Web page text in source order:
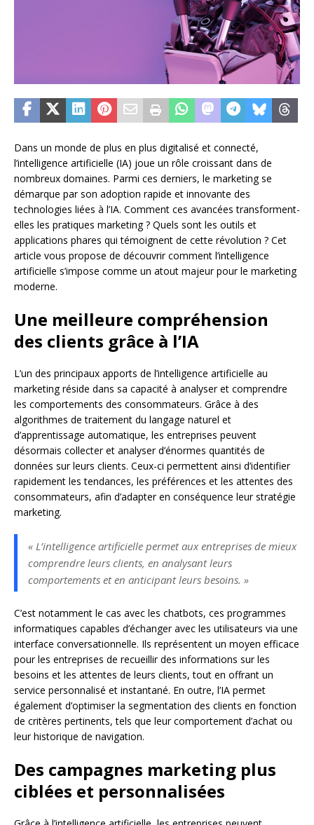
Dans un monde de plus en plus digitalisé et connecté,
l’intelligence artificielle (IA) joue un rôle croissant dans de
nombreux domaines. Parmi ces derniers, le marketing se
démarque par son adoption rapide et innovante des
technologies liées à l’IA. Comment ces avancées transforment-
elles les pratiques marketing ? Quels sont les outils et
applications phares qui témoignent de cette révolution ? Cet
article vous propose de découvrir comment l’intelligence
artificielle s’impose comme un atout majeur pour le marketing
moderne.
Une meilleure compréhension
des clients grâce à l’IA
L’un des principaux apports de l’intelligence artificielle au
marketing réside dans sa capacité à analyser et comprendre
les comportements des consommateurs. Grâce à des
algorithmes de traitement du langage naturel et
d’apprentissage automatique, les entreprises peuvent
désormais collecter et analyser d’énormes quantités de
données sur leurs clients. Ceux-ci permettent ainsi d’identifier
rapidement les tendances, les préférences et les attentes des
consommateurs, afin d’adapter en conséquence leur stratégie
marketing.
« L’intelligence artificielle permet aux entreprises de mieux
comprendre leurs clients, en analysant leurs
comportements et en anticipant leurs besoins. »
C’est notamment le cas avec les chatbots, ces programmes
informatiques capables d’échanger avec les utilisateurs via une
interface conversationnelle. Ils représentent un moyen efficace
pour les entreprises de recueillir des informations sur les
besoins et les attentes de leurs clients, tout en offrant un
service personnalisé et instantané. En outre, l’IA permet
également d’optimiser la segmentation des clients en fonction
de critères pertinents, tels que leur comportement d’achat ou
leur historique de navigation.
Des campagnes marketing plus
ciblées et personnalisées